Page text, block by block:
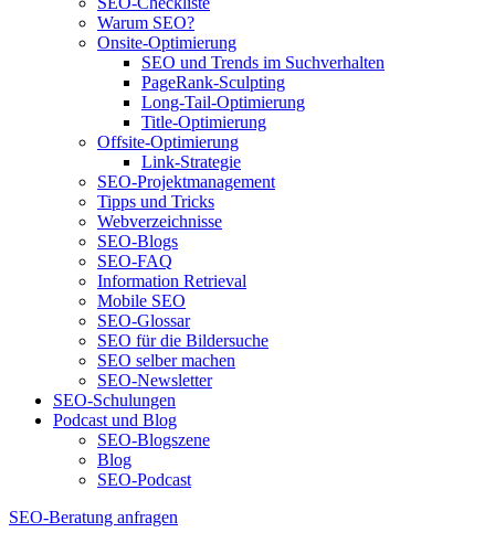
Warum SEO?
Onsite-Optimierung
SEO und Trends im Suchverhalten
PageRank-Sculpting
Long-Tail-Optimierung
Title-Optimierung
Offsite-Optimierung
Link-Strategie
SEO-Projektmanagement
Tipps und Tricks
Webverzeichnisse
SEO-Blogs
SEO-FAQ
Information Retrieval
Mobile SEO
SEO-Glossar
SEO für die Bildersuche
SEO selber machen
SEO-Newsletter
SEO-Schulungen
Podcast und Blog
SEO-Blogszene
Blog
SEO-Podcast
SEO-Beratung anfragen